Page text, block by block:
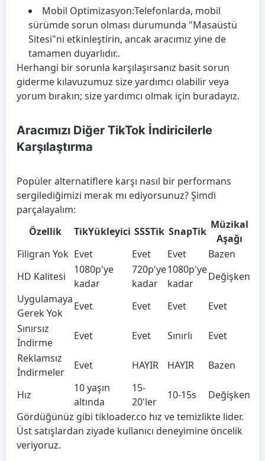
Mobil Optimizasyon:Telefonlarda, mobil
sürümde sorun olması durumunda "Masaüstü
Sitesi"ni etkinleştirin, ancak aracımız yine de
tamamen duyarlıdır..
Herhangi bir sorunla karşılaşırsanız basit sorun
giderme kılavuzumuz size yardımcı olabilir veya
yorum bırakın; size yardımcı olmak için buradayız.
Aracımızı Diğer TikTok İndiricilerle
Karşılaştırma
Popüler alternatiflere karşı nasıl bir performans
sergilediğimizi merak mı ediyorsunuz? Şimdi
parçalayalım:
Özellik
TikYükleyici SSSTik SnapTik
Müzikal
Aşağı
Filigran Yok Evet Evet Evet
Bazen
HD Kalitesi
1080p'ye
kadar
720p'ye
kadar
1080p'ye
kadar
Değişken
Uygulamaya
Gerek Yok
Evet Evet Evet
Evet
Sınırsız
İndirme
Evet Evet Sınırlı
Evet
Reklamsız
İndirmeler
Evet HAYIR HAYIR Bazen
Hız
10 yaşın
altında
15-
20'ler
10-15s
Değişken
Gördüğünüz gibi tikloader.co hız ve temizlikte lider.
Üst satışlardan ziyade kullanıcı deneyimine öncelik
veriyoruz.